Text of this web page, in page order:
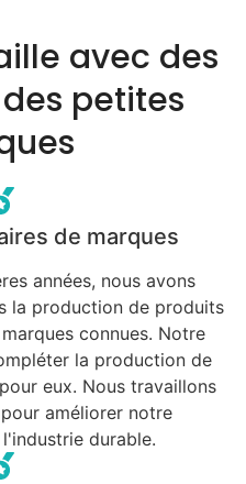
avec des
petites
de marques
années, nous avons
la production de produits
connues. Notre
la production de
eux. Nous travaillons
améliorer notre
durable.